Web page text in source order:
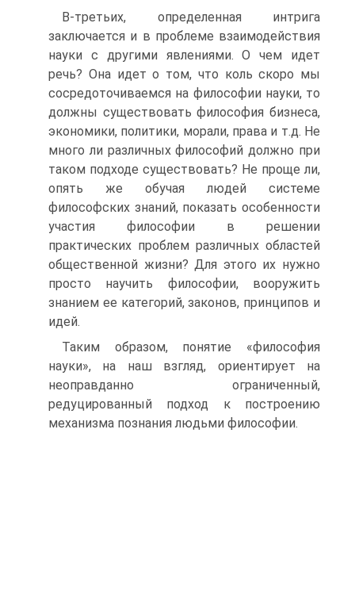
В-третьих, определенная интрига
заключается и в проблеме взаимодействия
науки с другими явлениями. О чем идет
речь? Она идет о том, что коль скоро мы
сосредоточиваемся на философии науки, то
должны существовать философия бизнеса,
экономики, политики, морали, права и т.д. Не
много ли различных философий должно при
таком подходе существовать? Не проще ли,
опять же обучая людей системе
философских знаний, показать особенности
участия философии в решении
практических проблем различных областей
общественной жизни? Для этого их нужно
просто научить философии, вооружить
знанием ее категорий, законов, принципов и
идей.
Таким образом, понятие «философия
науки», на наш взгляд, ориентирует на
неоправданно ограниченный,
редуцированный подход к построению
механизма познания людьми философии.